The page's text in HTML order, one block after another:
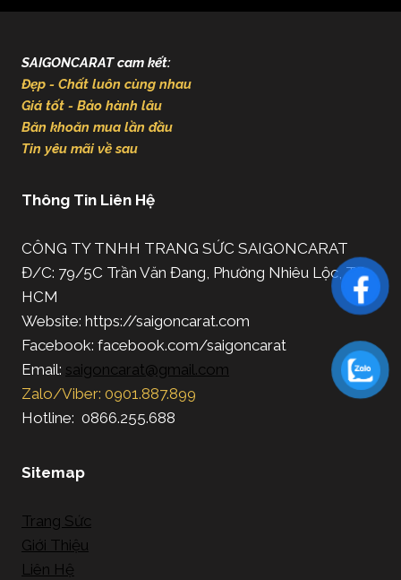
SAIGONCARAT cam kết:
Đẹp - Chất luôn cùng nhau
Giá tốt - Bảo hành lâu
Băn khoăn mua lần đầu
Tin yêu mãi về sau
Thông Tin Liên Hệ
CÔNG TY TNHH TRANG SỨC SAIGONCARAT
Đ/C: 79/5C Trần Văn Đang, Phường Nhiêu Lộc, TP.
HCM
Website: https://saigoncarat.com
Facebook: facebook.com/saigoncarat
Email: saigoncarat@gmail.com
Zalo/Viber: 0901.887.899
Hotline: 0866.255.688
Sitemap
Trang Sức
Giới Thiệu
Liên Hệ